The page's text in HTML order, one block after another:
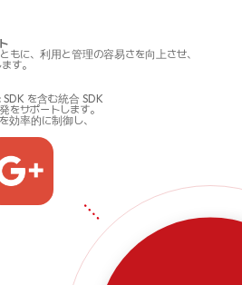
もに、利用と管理の容易さを向上させ、
す。
を含む統合 SDK
をサポートします。
効率的に制御し、